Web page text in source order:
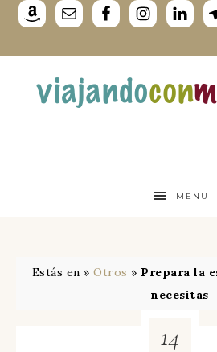
MENU
Estás en » Otros » Prepara la
necesitas
14